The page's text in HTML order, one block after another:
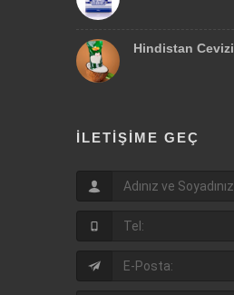
Hindistan Cevizi
İLETIŞIME GEÇ